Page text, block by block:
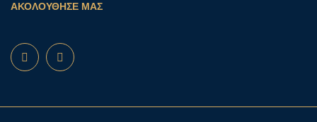
ΑΚΟΛΟΥΘΗΣΕ ΜΑΣ